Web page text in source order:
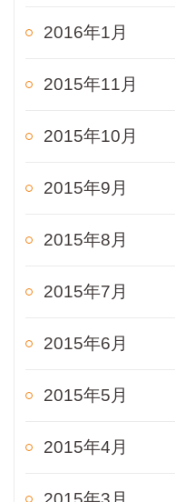
2016年1月
2015年11月
2015年10月
2015年9月
2015年8月
2015年7月
2015年6月
2015年5月
2015年4月